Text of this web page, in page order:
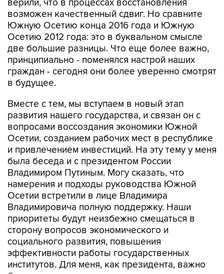
верили, что в процессах восстановления
возможен качественный сдвиг. Но сравните
Южную Осетию конца 2016 года и Южную
Осетию 2012 года: это в буквальном смысле
две большие разницы. Что еще более важно,
принципиально - поменялся настрой наших
граждан - сегодня они более уверенно смотрят
в будущее.
Вместе с тем, мы вступаем в новый этап
развития нашего государства, и связан он с
вопросами воссоздания экономики Южной
Осетии, созданием рабочих мест в республике
и привлечением инвестиций. На эту тему у меня
была беседа и с президентом России
Владимиром Путиным. Могу сказать, что
намерения и подходы руководства Южной
Осетии встретили в лице Владимира
Владимировича полную поддержку. Наши
приоритеты будут неизбежно смещаться в
сторону вопросов экономического и
социального развития, повышения
эффективности работы государственных
институтов. Для меня, как президента, важно